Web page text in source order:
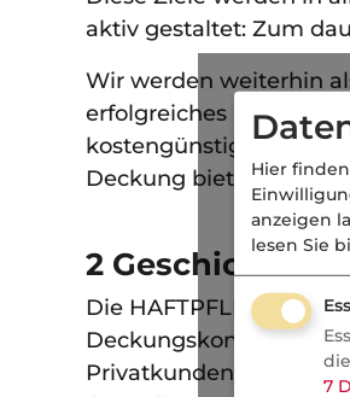
aktiv gestaltet: Zum
Wir werden weiterhin
erfolgreiches
kostengünstigen
Deckung bieten.
2 Geschichte
Die
Deckungskonzepte für
Privatkunden sowie
Hier
anzeigen
lesen Sie
7